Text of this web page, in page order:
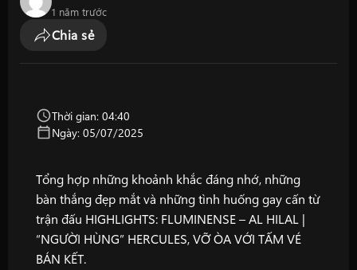
1 năm trước
Chia sẻ
Thời gian: 04:40
Ngày: 05/07/2025
Tổng hợp những khoảnh khắc đáng nhớ, những
bàn thắng đẹp mắt và những tình huống gay cấn từ
trận đấu HIGHLIGHTS: FLUMINENSE – AL HILAL |
“NGƯỜI HÙNG” HERCULES, VỠ ÒA VỚI TẤM VÉ
BÁN KẾT.